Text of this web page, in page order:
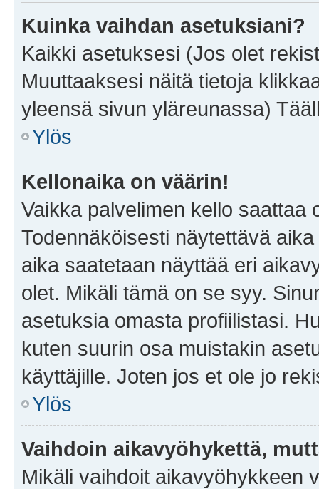
Kuinka vaihdan asetuksiani?
Kaikki asetuksesi (Jos olet
Muuttaaksesi näitä tietoja
yleensä sivun yläreunassa)
Ylös
Kellonaika on väärin!
Vaikka palvelimen kello saattaa
Todennäköisesti näytettävä
aika saatetaan näyttää eri
olet. Mikäli tämä on se syy.
asetuksia omasta profiilistasi.
kuten suurin osa muistakin
käyttäjille. Joten jos et ole jo
Ylös
Vaihdoin aikavyöhykettä,
Mikäli vaihdoit aikavyöhykkeen